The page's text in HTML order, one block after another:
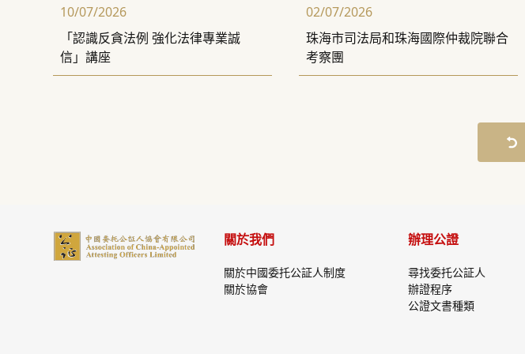
10/07/2026
「認識反貪法例 強化法律專業誠
信」講座
02/07/2026
珠海市司法局和珠海國際仲裁院聯合
考察團
關於我們
關於中國委托公証人制度
關於協會
辦理公證
尋找委托公証人
辦證程序
公證文書種類